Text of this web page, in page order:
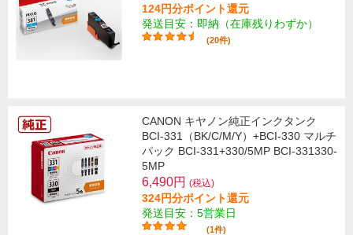
124円分ポイント還元
発送目安：即納（在庫残りわずか）
(20件)
CANON キヤノン純正インクタンク
BCI-331（BK/C/M/Y）+BCI-330 マルチ
パック BCI-331+330/5MP BCI-331330-
5MP
6,490円 (税込)
324円分ポイント還元
発送目安：5営業日
(1件)